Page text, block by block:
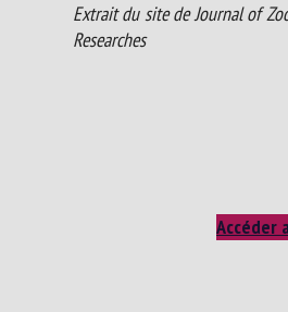
Extrait du site de Journal of
Researches
Accéder